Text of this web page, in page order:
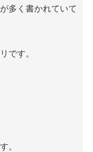
多く書かれていて
です。
。